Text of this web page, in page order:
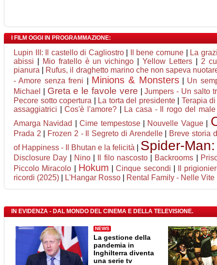
I FILM OGGI IN PROGRAMMAZIONE:
Lupin III: Il castello di Cagliostro| Il bene comune
La
abissi
Mio fratello è un vichingo |Yellow Letters
2
pianura
Rufus, il draghetto marino che non sapeva
- Amore senza freni
Minions & Monsters| Un
Michael
Greta e le favole vere |Jumpers - Un salto
Pecore sotto copertura
La torta del presidente| Terapia
assaggiatrici |Cos'è l'amore? La casa - Il rogo del male
Amarga Navidad
|Cime tempestose| Nouvelle Vague|
Prada 2 Frozen 2 - Il Segreto di Arendelle|
Breve storia
of Happiness - Il Bhutan e la felicità
Spider-
Disclosure Day Nino| Il filo nascosto| Backrooms
Piccolo Miracolo
Hokum |Cinque secondi
Il
ricordi (2025)
L'Hangar Rosso Rental Family - Nelle Vite
IN EVIDENZA - DAL MONDO DEL CINEMA E DELLA TELEVISIONE.
NEWS
La gestione della
pandemia in
Inghilterra diventa
una serie tv